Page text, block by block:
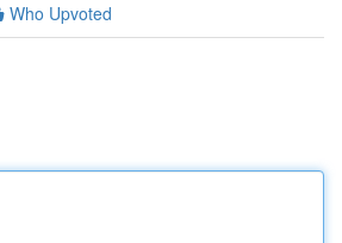
Who Upvoted